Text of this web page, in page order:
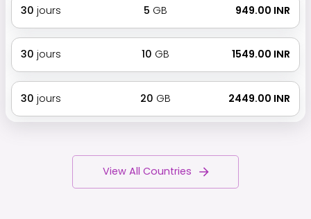
30 jours 5 GB ₹ 949.00 INR
30 jours 10 GB ₹ 1549.00 INR
30 jours 20 GB ₹ 2449.00 INR
View All Countries